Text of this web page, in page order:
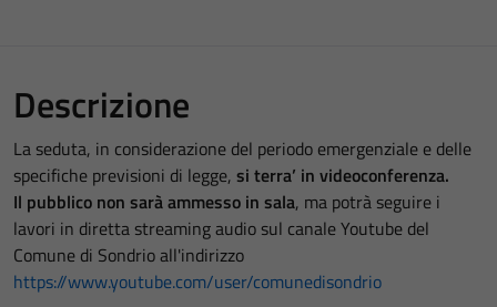
Descrizione
La seduta, in considerazione del periodo emergenziale e delle
specifiche previsioni di legge, si terra’ in videoconferenza.
Il pubblico non sarà ammesso in sala, ma potrà seguire i
lavori in diretta streaming audio sul canale Youtube del
Comune di Sondrio all'indirizzo
https://www.youtube.com/user/comunedisondrio